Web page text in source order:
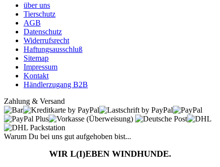
über uns
Tierschutz
AGB
Datenschutz
Widerrufsrecht
Haftungsausschluß
Sitemap
Impressum
Kontakt
Händlerzugang B2B
Zahlung & Versand
Warum Du bei uns gut aufgehoben bist...
WIR L(I)EBEN WINDHUNDE.